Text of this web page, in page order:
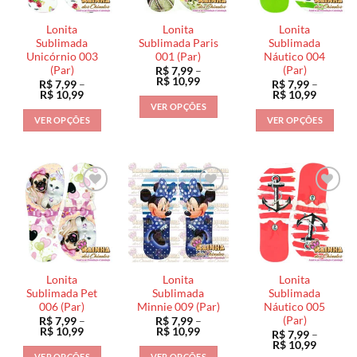
Lonita
Sublimada
Unicórnio 003
(Par)
R$7,99 –
R$ 10,99Faixa
preço:
R$ 7,99
através
VER OPÇÕES
tem
várias
variantes.
As
opções
podem
ser
escolhidas
na
página
do
Lonita
Sublimada Paris
001 (Par)
R$7,99 –
R$ 10,99Faixa
preço:
R$ 7,99
através
VER OPÇÕES
várias
variantes.
As
opções
podem
ser
escolhidas
na
página
do
produto
Lonita
Sublimada
Náutico 004
(Par)
R$7,99 –
R$ 10,99Faixa
preço:
R$ 7,99
através
VER OPÇÕES
tem
várias
variantes.
As
opções
podem
ser
escolhidas
na
página
do
Lonita
Sublimada Pet
006 (Par)
R$7,99 –
R$ 10,99Faixa
preço:
Lonita
Sublimada
Minnie 009 (Par)
R$7,99 –
R$ 10,99Faixa
preço:
Lonita
Sublimada
Náutico 005
(Par)
R$7,99 –
R$ 10,99Faixa